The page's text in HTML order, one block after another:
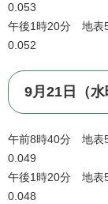
0.053
午後1時20分 地表
0.052
9月21日（水
午前8時40分 地表
0.049
午後1時20分 地表
0.048